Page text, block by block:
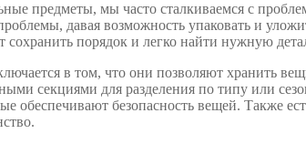
предметы, мы часто сталкиваемся с
давая возможность упаковать и
порядок и легко найти нужную
в том, что они позволяют хранить
секциями для разделения по типу или
обеспечивают безопасность вещей. Также